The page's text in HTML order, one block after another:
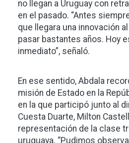
no llegan a Uruguay con
en el pasado. “Antes
que llegara una innovación
pasar bastantes años. Hoy
inmediato”, señaló.
En ese sentido, Abdala
misión de Estado en la
en la que participó junto al
Cuesta Duarte, Milton
representación de la clase
uruguaya. “Pudimos